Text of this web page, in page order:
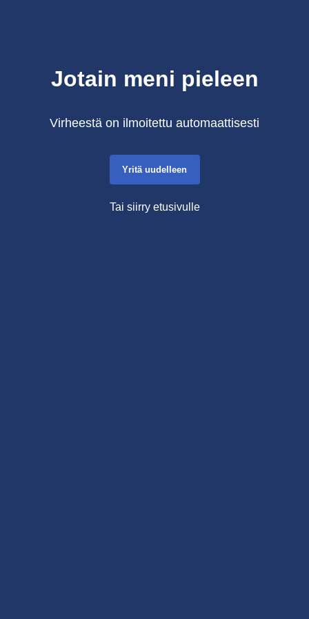
Jotain meni pieleen
Virheestä on ilmoitettu automaattisesti
Yritä uudelleen
Tai siirry etusivulle